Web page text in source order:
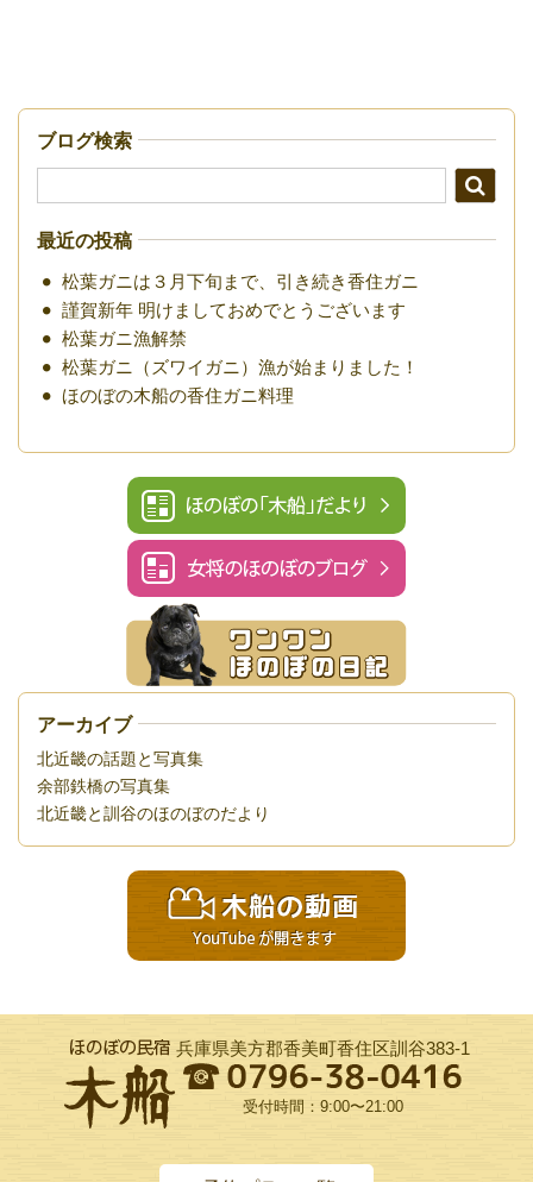
ブログ検索
最近の投稿
松葉ガニは３月下旬まで、引き続き香住ガニ
謹賀新年 明けましておめでとうございます
松葉ガニ漁解禁
松葉ガニ（ズワイガニ）漁が始まりました！
ほのぼの木船の香住ガニ料理
アーカイブ
北近畿の話題と写真集
余部鉄橋の写真集
北近畿と訓谷のほのぼのだより
兵庫県美方郡香美町香住区訓谷383-1
受付時間：9:00〜21:00